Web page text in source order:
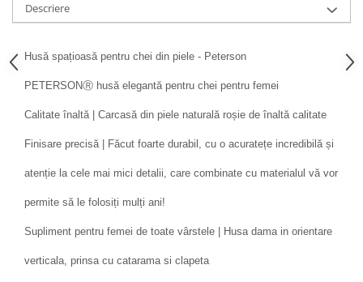
Descriere
Husă spațioasă pentru chei din piele - Peterson
PETERSONⓇ husă elegantă pentru chei pentru femei
Calitate înaltă | Carcasă din piele naturală roșie de înaltă calitate
Finisare precisă | Făcut foarte durabil, cu o acuratețe incredibilă și
atenție la cele mai mici detalii, care combinate cu materialul vă vor
permite să le folosiți mulți ani!
Supliment pentru femei de toate vârstele | Husa dama in orientare
verticala, prinsa cu catarama si clapeta